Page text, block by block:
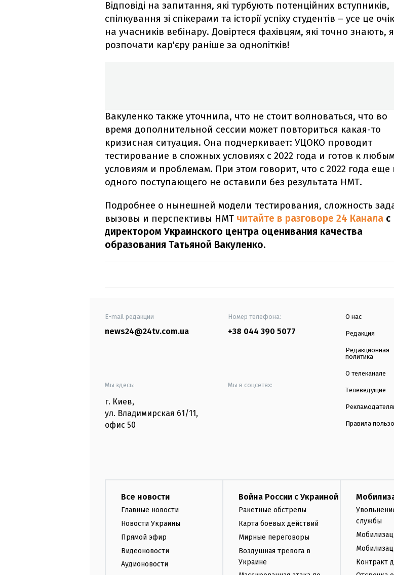
Відповіді на запитання, які турбують потенційних вступників,
спілкування зі спікерами та історії успіху студентів – усе це
на учасників вебінару. Довіртеся фахівцям, які точно знають,
розпочати кар'єру раніше за однолітків!
Вакуленко также уточнила, что не стоит волноваться, что во
время дополнительной сессии может повториться какая-то
кризисная ситуация. Она подчеркивает: УЦОКО проводит
тестирование в сложных условиях с 2022 года и готов к
условиям и проблемам. При этом говорит, что с 2022 года еще
одного поступающего не оставили без результата НМТ.
Подробнее о нынешней модели тестирования, сложность
вызовы и перспективы НМТ читайте в разговоре 24 Канала с
директором Украинского центра оценивания качества
образования Татьяной Вакуленко.
E-mail редакции
news24@24tv.com.ua
Номер телефона:
+38 044 390 5077
Мы здесь:
г. Киев,
ул. Владимирская 61/11,
офис 50
Мы в соцсетях:
О нас
Редакция
Редакционная
политика
О телеканале
Телеведущие
Правила
Все новости
Главные новости
Новости Украины
Прямой эфир
Видеоновости
Аудионовости
Война России с Украиной
Ракетные обстрелы
Карта боевых действий
Мирные переговоры
Воздушная тревога в
Украине
службы
Контракт